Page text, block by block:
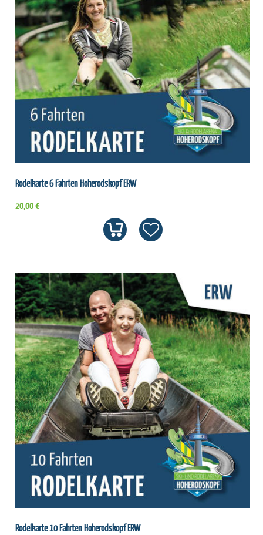
Rodelkarte 6 Fahrten Hoherodskopf ERW
20,00 €
Rodelkarte 10 Fahrten Hoherodskopf ERW